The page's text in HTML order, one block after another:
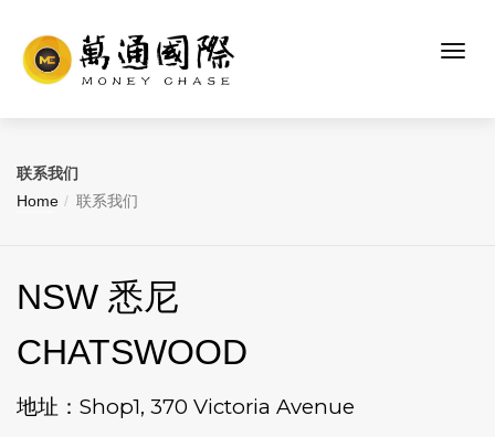
联系我们
Home
联系我们
NSW 悉尼
CHATSWOOD
地址：Shop1, 370 Victoria Avenue